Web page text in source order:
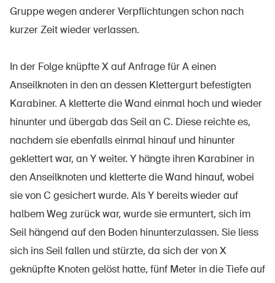
Cours et événements
Aspects juridiques
Délégués à la sécurité et communes
Contact et conseil
Gruppe wegen anderer Verpflichtungen schon nach
kurzer Zeit wieder verlassen.
In der Folge knüpfte X auf Anfrage für A einen
Anseilknoten in den an dessen Klettergurt befestigten
Karabiner. A kletterte die Wand einmal hoch und wieder
hinunter und übergab das Seil an C. Diese reichte es,
nachdem sie ebenfalls einmal hinauf und hinunter
geklettert war, an Y weiter. Y hängte ihren Karabiner in
den Anseilknoten und kletterte die Wand hinauf, wobei
sie von C gesichert wurde. Als Y bereits wieder auf
halbem Weg zurück war, wurde sie ermuntert, sich im
Seil hängend auf den Boden hinunterzulassen. Sie liess
sich ins Seil fallen und stürzte, da sich der von X
geknüpfte Knoten gelöst hatte, fünf Meter in die Tiefe auf